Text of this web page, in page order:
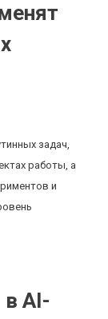
задач,
работы, а
и
AI-